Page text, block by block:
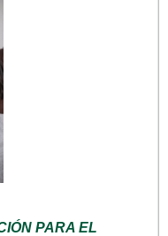
PARA EL